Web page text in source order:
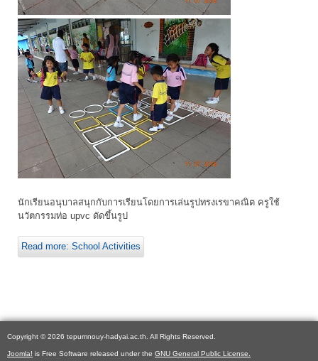
นักเรียนอนุบาลสนุกกับการเรียนโดยการเล่นรูปทรงเรขาคณิต ครูใช้
นวัตกรรมท่อ upvc ดัดขึ้นรูป
Read more: School Activities
Copyright © 2026 tepumnouy-hadyai.ac.th. All Rights Reserved.
Joomla! is Free Software released under the GNU General Public License.